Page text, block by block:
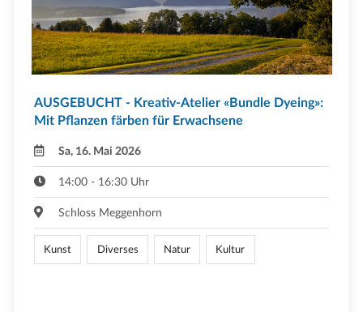
AUSGEBUCHT - Kreativ-Atelier «Bundle Dyeing»:
Mit Pflanzen färben für Erwachsene
Sa, 16. Mai 2026
14:00 - 16:30 Uhr
Schloss Meggenhorn
Kunst Diverses Natur Kultur